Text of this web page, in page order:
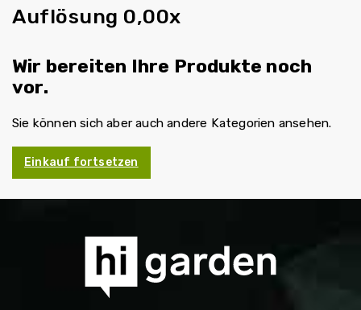
Auflösung 0,00x
Wir bereiten Ihre Produkte noch
vor.
Sie können sich aber auch andere Kategorien ansehen.
Einkauf fortsetzen